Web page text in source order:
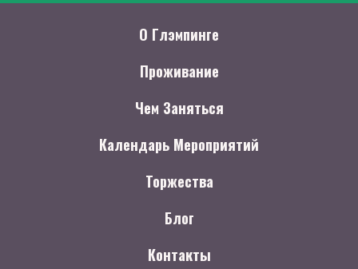
О Глэмпинге
Проживание
Чем Заняться
Календарь Мероприятий
Торжества
Блог
Контакты